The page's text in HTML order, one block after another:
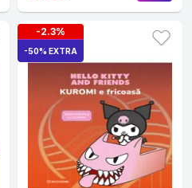
-2.3%
-50% EXTRA